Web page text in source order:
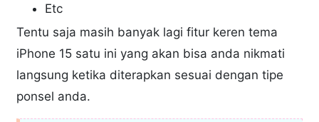
Etc
Tentu saja masih banyak lagi fitur keren tema
iPhone 15 satu ini yang akan bisa anda nikmati
langsung ketika diterapkan sesuai dengan tipe
ponsel anda.